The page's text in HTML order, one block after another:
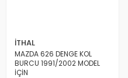
İTHAL
MAZDA 626 DENGE KOL
BURCU 1991/2002 MODEL
İÇİN